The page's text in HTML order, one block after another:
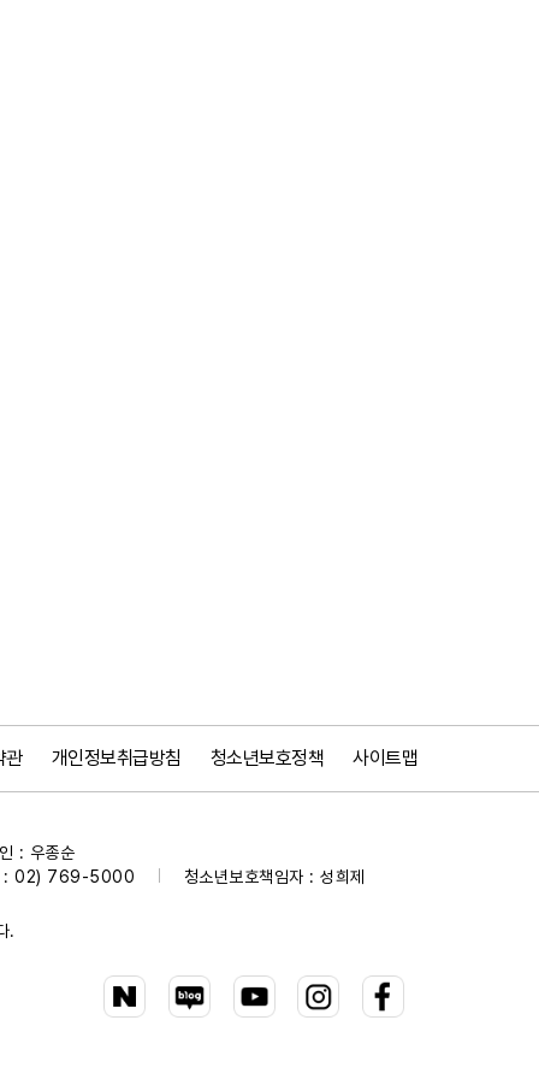
관 개인정보취급방침 청소년보호정책 사이트맵
: 우종순
: 02) 769-5000
청소년보호책임자 : 성희제
.